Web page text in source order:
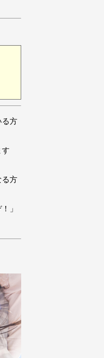
る方
す
る方
」